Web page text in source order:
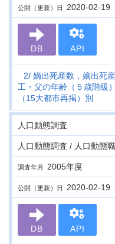
公開（更新）日 2020-02-19
DB API
2 嫡出死産数，嫡出死
工・父の年齢（５歳階級
（15大都市再掲）別
人口動態調査
人口動態調査 / 人口動態
調査年月 2005年度
公開（更新）日 2020-02-19
DB API